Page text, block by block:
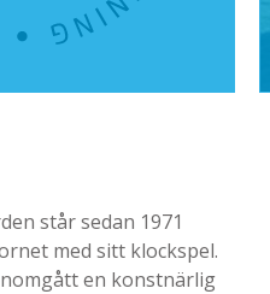
står sedan 1971
med sitt klockspel.
en konstnärlig